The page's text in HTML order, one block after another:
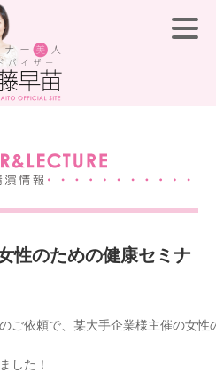
性のための健康セミナ
ご依頼で、某大手企業様主催の女性
した！